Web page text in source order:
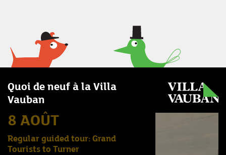
Quoi de neuf à la Villa
Vauban
8 AOÛT
Regular guided tour: Grand
Tourists to Turner